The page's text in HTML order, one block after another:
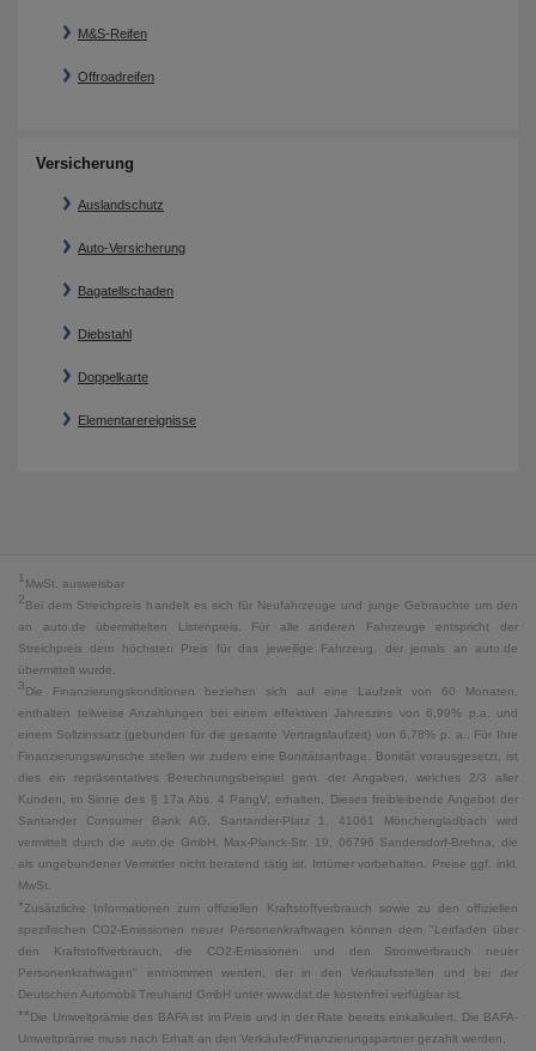
M&S-Reifen
Offroadreifen
Versicherung
Auslandschutz
Auto-Versicherung
Bagatellschaden
Diebstahl
Doppelkarte
Elementarereignisse
1 MwSt. ausweisbar
2Bei dem Streichpreis handelt es sich für Neufahrzeuge und junge Gebrauchte um den
an auto.de übermittelten Listenpreis. Für alle anderen Fahrzeuge entspricht der
Streichpreis dem höchsten Preis für das jeweilige Fahrzeug, der jemals an auto.de
übermittelt wurde.
3Die Finanzierungskonditionen beziehen sich auf eine Laufzeit von 60 Monaten,
enthalten teilweise Anzahlungen bei einem effektiven Jahreszins von 6,99% p.a. und
einem Sollzinssatz (gebunden für die gesamte Vertragslaufzeit) von 6,78% p. a.. Für Ihre
Finanzierungswünsche stellen wir zudem eine Bonitätsanfrage. Bonität vorausgesetzt, ist
dies ein repräsentatives Berechnungsbeispiel gem. der Angaben, welches 2/3 aller
Kunden, im Sinne des § 17a Abs. 4 PangV, erhalten. Dieses freibleibende Angebot der
Santander Consumer Bank AG, Santander-Platz 1, 41061 Mönchengladbach wird
vermittelt durch die auto.de GmbH, Max-Planck-Str. 19, 06796 Sandersdorf-Brehna, die
als ungebundener Vermittler nicht beratend tätig ist. Irrtümer vorbehalten. Preise ggf. inkl.
MwSt.
*Zusätzliche Informationen zum offiziellen Kraftstoffverbrauch sowie zu den offiziellen
spezifischen CO2-Emissionen neuer Personenkraftwagen können dem "Leitfaden über
den Kraftstoffverbrauch, die CO2-Emissionen und den Stromverbrauch neuer
Personenkraftwagen" entnommen werden, der in den Verkaufsstellen und bei der
Deutschen Automobil Treuhand GmbH unter www.dat.de kostenfrei verfügbar ist.
**Die Umweltprämie des BAFA ist im Preis und in der Rate bereits einkalkuliert. Die BAFA-
Umweltprämie muss nach Erhalt an den Verkäufer/Finanzierungspartner gezahlt werden.